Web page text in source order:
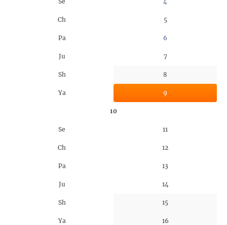
Ch 5
Pa 6
Ju 7
Sh 8
Ya 9
10
Se 11
Ch 12
Pa 13
Ju 14
Sh 15
Ya 16